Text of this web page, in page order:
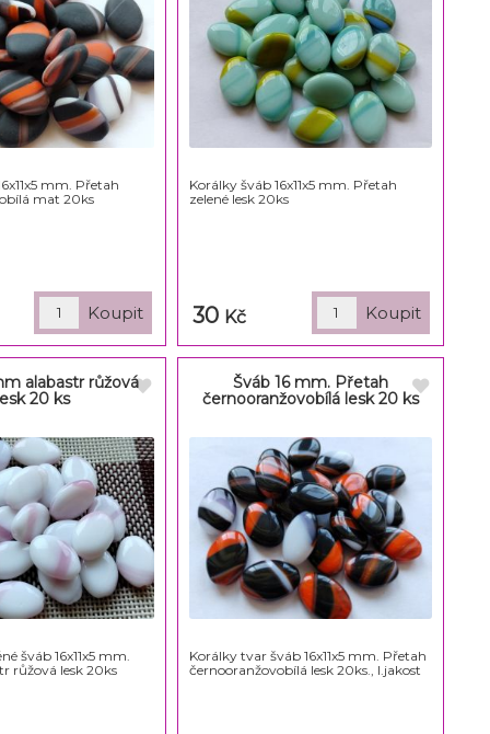
mm. Přetah
mat 20ks
Korálky šváb 16x11x5 mm. Přetah
zelené lesk 20ks
30 Kč
alabastr růžová
20 ks
šváb 16x11x5 mm.
růžová lesk 20ks
Šváb 16 mm. Přetah
černooranžovobílá lesk 20 ks
Korálky tvar šváb 16x11x5 mm. Přetah
černooranžovobílá lesk 20ks., I.jakost